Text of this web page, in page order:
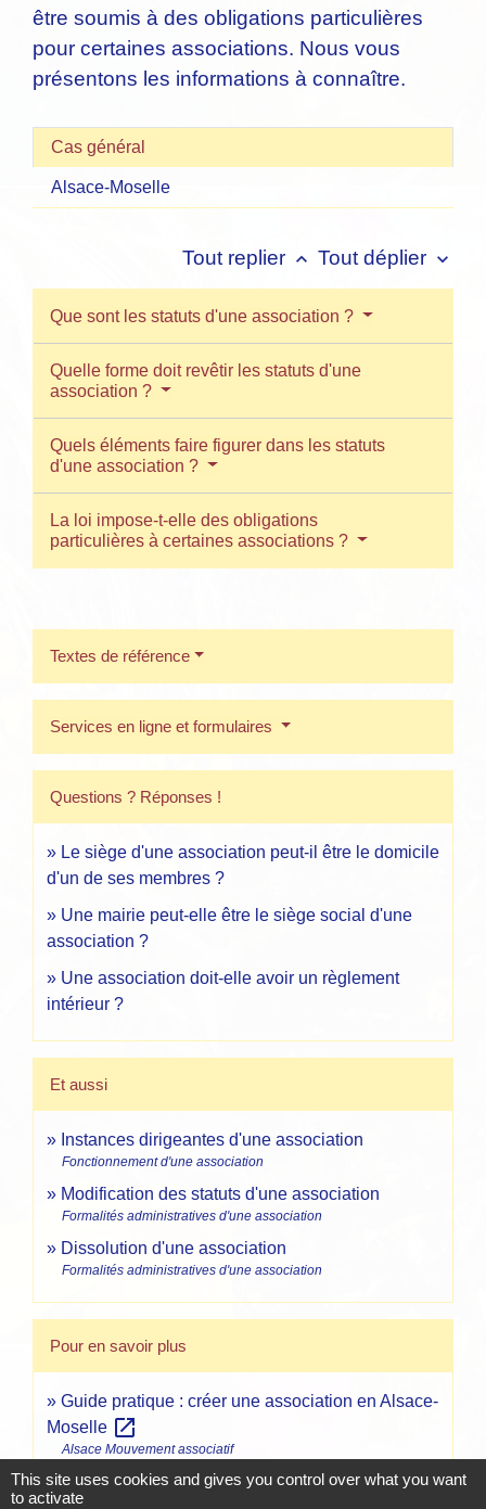
être soumis à des obligations particulières
pour certaines associations. Nous vous
présentons les informations à connaître.
Cas général
Alsace-Moselle
Tout replier keyboard_arrow_up Tout déplier keyboard_arrow_down
Que sont les statuts d'une association ?
Quelle forme doit revêtir les statuts d'une
association ?
Quels éléments faire figurer dans les statuts
d'une association ?
La loi impose-t-elle des obligations
particulières à certaines associations ?
Textes de référence
Services en ligne et formulaires
Questions ? Réponses !
Le siège d'une association peut-il être le domicile
d'un de ses membres ?
Une mairie peut-elle être le siège social d'une
association ?
Une association doit-elle avoir un règlement
intérieur ?
Et aussi
Instances dirigeantes d'une association
Fonctionnement d'une association
Modification des statuts d'une association
Formalités administratives d'une association
Dissolution d'une association
Formalités administratives d'une association
Pour en savoir plus
Guide pratique : créer une association en Alsace-
Moselle open_in_new
Alsace Mouvement associatif
This site uses cookies and gives you control over what you want
to activate